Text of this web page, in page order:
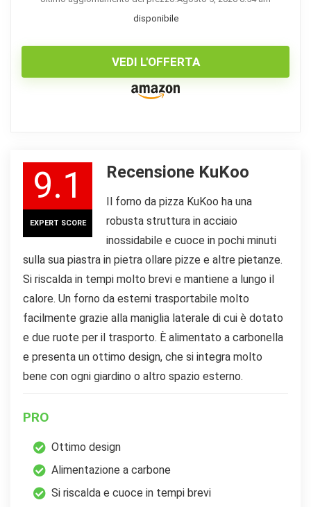
disponibile
VEDI L'OFFERTA
9.1
EXPERT SCORE
Recensione KuKoo
Il forno da pizza KuKoo ha una
robusta struttura in acciaio
inossidabile e cuoce in pochi minuti
sulla sua piastra in pietra ollare pizze e altre pietanze.
Si riscalda in tempi molto brevi e mantiene a lungo il
calore. Un forno da esterni trasportabile molto
facilmente grazie alla maniglia laterale di cui è dotato
e due ruote per il trasporto. È alimentato a carbonella
e presenta un ottimo design, che si integra molto
bene con ogni giardino o altro spazio esterno.
PRO
Ottimo design
Alimentazione a carbone
Si riscalda e cuoce in tempi brevi